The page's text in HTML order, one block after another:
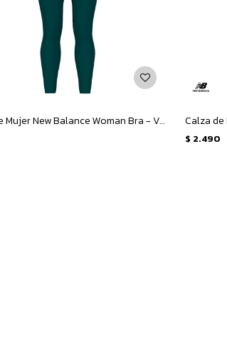
Calza de Mujer New Balance Woman Bra - Verde
$ 2.490